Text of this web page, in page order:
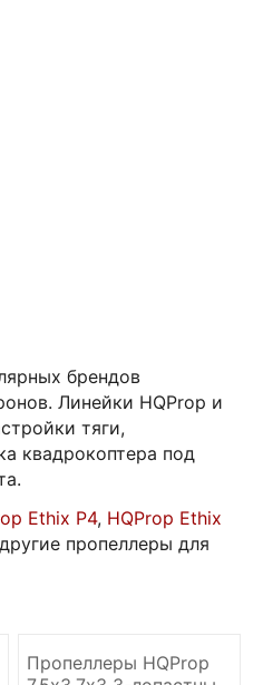
брендов
Линейки HQProp и
тяги,
квадрокоптера под
Ethix P4, HQProp Ethix
пропеллеры для
Пропеллеры HQProp